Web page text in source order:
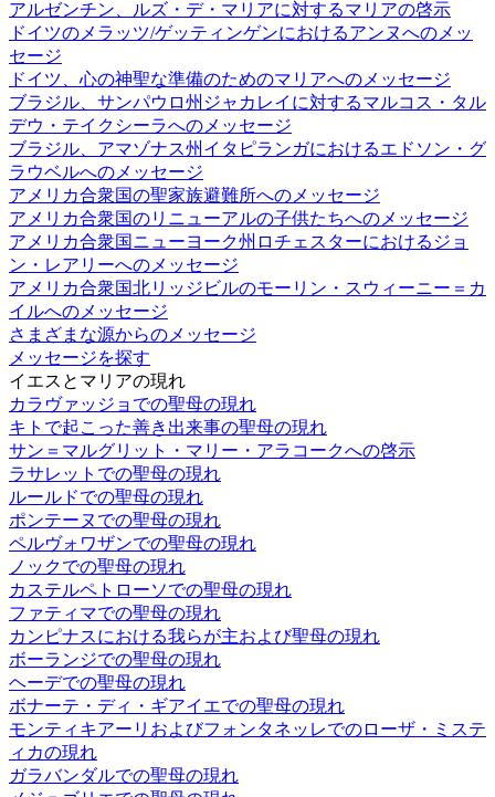
アルゼンチン、ルズ・デ・マリアに対するマリアの啓示
ドイツのメラッツ/ゲッティンゲンにおけるアンヌへのメッ
セージ
ドイツ、心の神聖な準備のためのマリアへのメッセージ
ブラジル、サンパウロ州ジャカレイに対するマルコス・タル
デウ・テイクシーラへのメッセージ
ブラジル、アマゾナス州イタピランガにおけるエドソン・グ
ラウベルへのメッセージ
アメリカ合衆国の聖家族避難所へのメッセージ
アメリカ合衆国のリニューアルの子供たちへのメッセージ
アメリカ合衆国ニューヨーク州ロチェスターにおけるジョ
ン・レアリーへのメッセージ
アメリカ合衆国北リッジビルのモーリン・スウィーニー＝カ
イルへのメッセージ
さまざまな源からのメッセージ
メッセージを探す
イエスとマリアの現れ
カラヴァッジョでの聖母の現れ
キトで起こった善き出来事の聖母の現れ
サン＝マルグリット・マリー・アラコークへの啓示
ラサレットでの聖母の現れ
ルールドでの聖母の現れ
ポンテーヌでの聖母の現れ
ペルヴォワザンでの聖母の現れ
ノックでの聖母の現れ
カステルペトローソでの聖母の現れ
ファティマでの聖母の現れ
カンピナスにおける我らが主および聖母の現れ
ボーランジでの聖母の現れ
ヘーデでの聖母の現れ
ボナーテ・ディ・ギアイエでの聖母の現れ
モンティキアーリおよびフォンタネッレでのローザ・ミステ
ィカの現れ
ガラバンダルでの聖母の現れ